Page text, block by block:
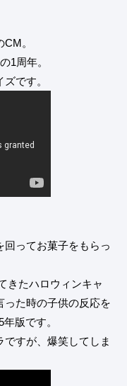
。
1周年。
です。
ってお菓子をもらっ
きたハロウィンキャ
った時の子供の反応を
版です。
すが、爆笑してしま